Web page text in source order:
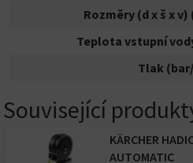
Rozměry (d x š x v)
Teplota vstupní
Tlak
Související
KÄRCHER
AUTOMATIC